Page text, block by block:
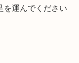
を運んでください